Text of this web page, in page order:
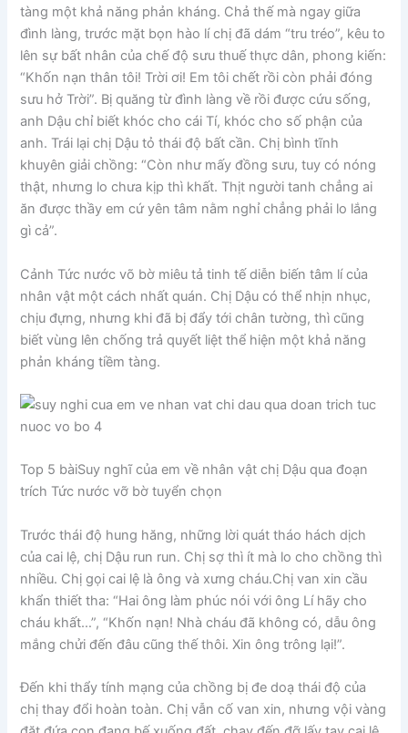
tàng một khả năng phản kháng. Chả thế mà ngay giữa
đình làng, trước mặt bọn hào lí chị đã dám “tru tréo”, kêu to
lên sự bất nhân của chế độ sưu thuế thực dân, phong kiến:
“Khốn nạn thân tôi! Trời ơi! Em tôi chết rồi còn phải đóng
sưu hở Trời”. Bị quăng từ đình làng về rồi được cứu sống,
anh Dậu chỉ biết khóc cho cái Tí, khóc cho số phận của
anh. Trái lại chị Dậu tỏ thái độ bất cần. Chị bình tĩnh
khuyên giải chồng: “Còn như mấy đồng sưu, tuy có nóng
thật, nhưng lo chưa kịp thì khất. Thịt người tanh chẳng ai
ăn được thầy em cứ yên tâm nằm nghỉ chẳng phải lo lắng
gì cả”.
Cảnh Tức nước võ bờ miêu tả tinh tế diễn biến tâm lí của
nhân vật một cách nhất quán. Chị Dậu có thể nhịn nhục,
chịu đựng, nhưng khi đã bị đẩy tới chân tường, thì cũng
biết vùng lên chống trả quyết liệt thể hiện một khả năng
phản kháng tiềm tàng.
Top 5 bàiSuy nghĩ của em về nhân vật chị Dậu qua đoạn
trích Tức nước vỡ bờ tuyển chọn
Trước thái độ hung hăng, những lời quát tháo hách dịch
của cai lệ, chị Dậu run run. Chị sợ thì ít mà lo cho chồng thì
nhiều. Chị gọi cai lệ là ông và xưng cháu.Chị van xin cầu
khẩn thiết tha: “Hai ông làm phúc nói với ông Lí hãy cho
cháu khất…”, “Khốn nạn! Nhà cháu đã không có, dẫu ông
mắng chửi đến đâu cũng thế thôi. Xin ông trông lại!”.
Đến khi thẩy tính mạng của chồng bị đe doạ thái độ của
chị thay đổi hoàn toàn. Chị vẫn cố van xin, nhưng vội vàng